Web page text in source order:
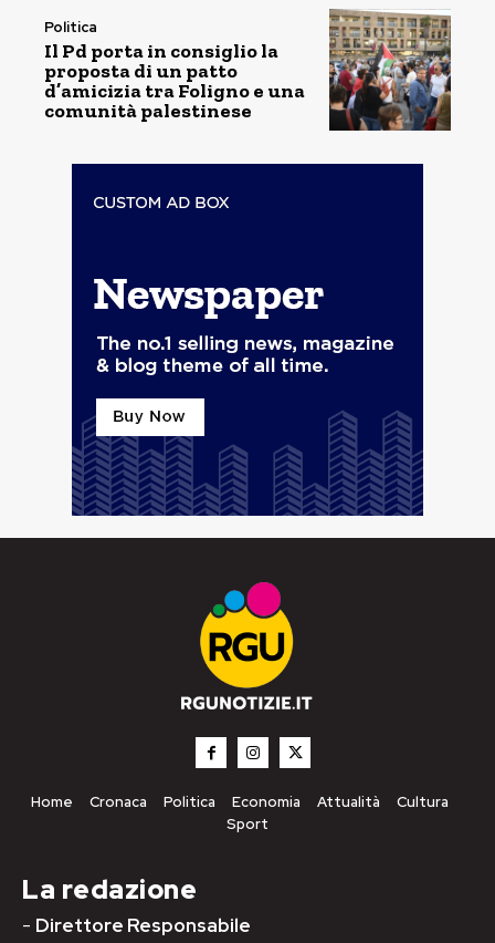
Politica
Il Pd porta in consiglio la
proposta di un patto
d’amicizia tra Foligno e una
comunità palestinese
Home Cronaca Politica Economia Attualità
Cultura
Sport
La redazione
- Direttore Responsabile